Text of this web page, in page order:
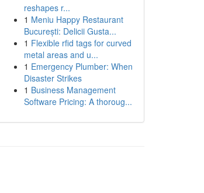
reshapes r...
1 Meniu Happy Restaurant
București: Delicii Gusta...
1 Flexible rfid tags for curved
metal areas and u...
1 Emergency Plumber: When
Disaster Strikes
1 Business Management
Software Pricing: A thoroug...